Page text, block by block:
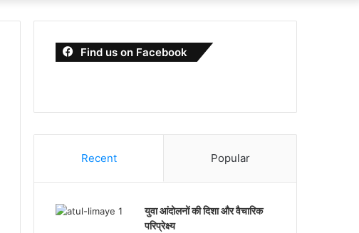
for
Article
Find us on Facebook
Recent Popular
युवा आंदोलनों की दिशा और वैचारिक
परिप्रेक्ष्य